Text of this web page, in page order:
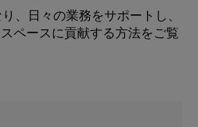
、日々の業務をサポートし、
ペースに貢献する方法をご覧